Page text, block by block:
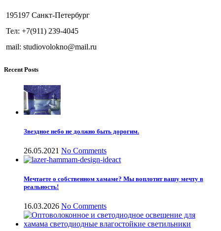
195197 Санкт-Петербург
Тел: +7(911) 239-4045
mail: studiovolokno@mail.ru
Recent Posts
Звездное небо не должно быть дорогим.
26.05.2021 No Comments
Мечтаете о собственном хамаме? Мы воплотит вашу мечту в
реальность!
16.03.2026 No Comments